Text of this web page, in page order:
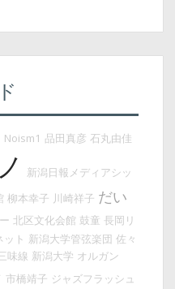
Noism1 品田真彦 石丸由佳
新潟日報メディアシッ
柳本幸子 川崎祥子 だい
北区文化会館 鼓童 長岡リ
ット 新潟大学管弦楽団 佐々
味線 新潟大学 オルガン
市橋靖子 ジャズフラッシュ